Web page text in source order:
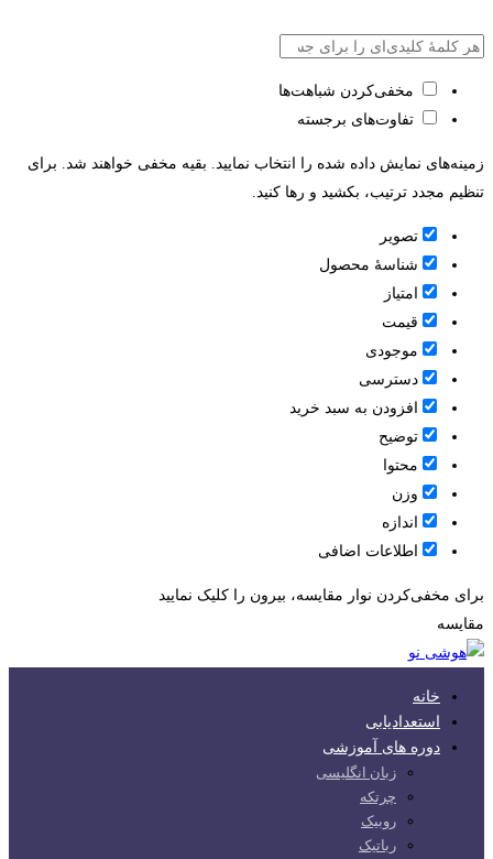
مخفی‌کردن شباهت‌ها
تفاوت‌های برجسته
زمینه‌های نمایش داده شده را انتخاب نمایید. بقیه مخفی خواهند شد. برای
تنظیم مجدد ترتیب، بکشید و رها کنید.
تصویر
شناسۀ محصول
امتیاز
قيمت
موجودی
دسترسی
افزودن به سبد خرید
توضیح
محتوا
وزن
اندازه
اطلاعات اضافی
برای مخفی‌کردن نوار مقایسه، بیرون را کلیک نمایید
مقایسه
خانه
استعدادیابی
دوره های آموزشی
زبان انگلیسی
چرتکه
روبیک
رباتیک